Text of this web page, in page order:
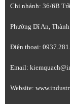
Chi nhánh: 36/6B
Phường Dĩ An,
Điện thoại:
Email:
Website: